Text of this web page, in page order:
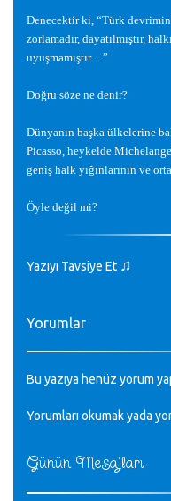
Günün Mesajları
Denecektir ki, “Türk
zorlamadır, dayatılmıştır,
uyuşmamıştır…”
Doğru söze ne denir?
Dünyanın başka ülkelerine
Picasso, heykelde
geniş halk yığınlarının ve
Öyle değil mi?
Yazıyı Tavsiye Et ♫
Yorumlar
Bu yazıya henüz yorum
Yorumları okumak yada